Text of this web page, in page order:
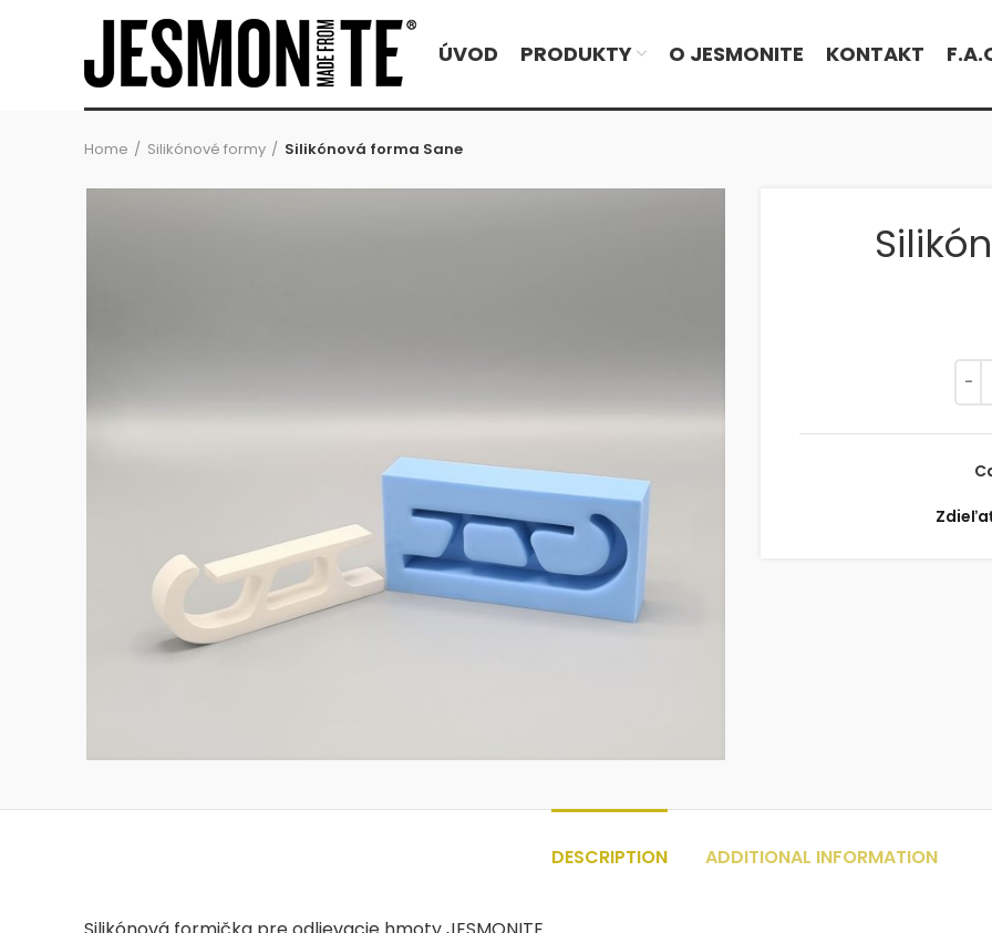
ÚVOD PRODUKTY O JESMONITE KONTAKT
Home Silikónové formy Silikónová forma Sane
DESCRIPTION ADDITIONAL INFORMATION